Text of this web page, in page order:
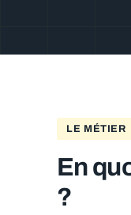
LE MÉTIER
En
?